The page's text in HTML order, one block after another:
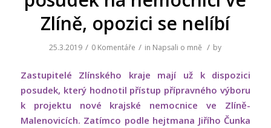
Zlíně, opozici se nelíbí
25.3.2019 / 0 Komentáře / in Napsali o mně / by
Zastupitelé Zlínského kraje mají už k dispozici
posudek, který hodnotil přístup přípravného výboru
k projektu nové krajské nemocnice ve Zlíně-
Malenovicích. Zatímco podle hejtmana Jiřího Čunka